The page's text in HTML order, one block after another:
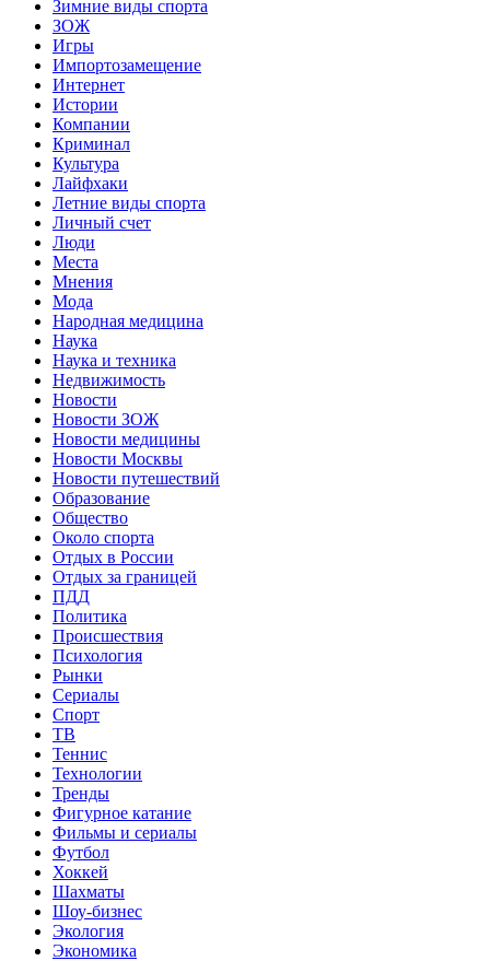
Зимние виды спорта
ЗОЖ
Игры
Импортозамещение
Интернет
Истории
Компании
Криминал
Культура
Лайфхаки
Летние виды спорта
Личный счет
Люди
Места
Мнения
Мода
Народная медицина
Наука
Наука и техника
Недвижимость
Новости
Новости ЗОЖ
Новости медицины
Новости Москвы
Новости путешествий
Образование
Общество
Около спорта
Отдых в России
Отдых за границей
ПДД
Политика
Происшествия
Психология
Рынки
Сериалы
Спорт
ТВ
Теннис
Технологии
Тренды
Фигурное катание
Фильмы и сериалы
Футбол
Хоккей
Шахматы
Шоу-бизнес
Экология
Экономика